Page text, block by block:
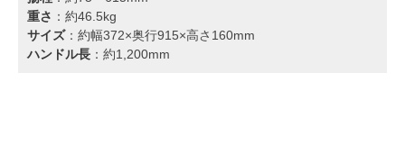
重さ ：約46.5kg
サイズ：約幅372×奥行915×高さ160mm
ハンドル長 ：約1,200mm